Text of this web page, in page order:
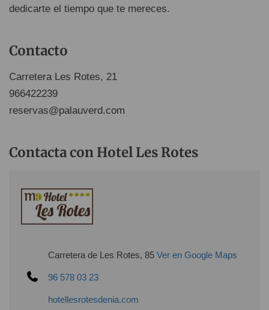
dedicarte el tiempo que te mereces.
Contacto
Carretera Les Rotes, 21
966422239
reservas@palauverd.com
Contacta con Hotel Les Rotes
Carretera de Les Rotes, 85 Ver en Google Maps
96 578 03 23
hotellesrotesdenia.com